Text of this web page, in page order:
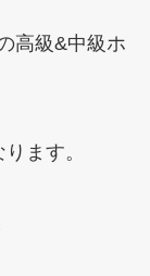
高級&中級ホ
ます。